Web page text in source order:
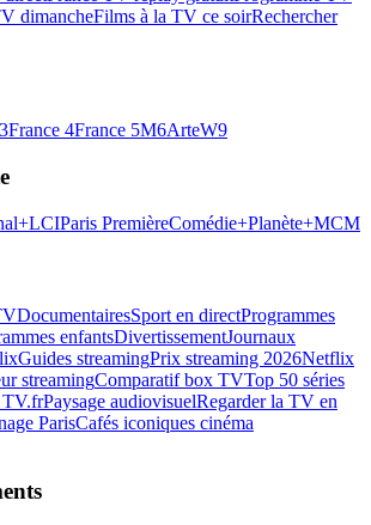
dimancheFilms à la TV ce soirRechercher
France 4France 5M6ArteW9
LCIParis PremièreComédie+Planète+MCM
DocumentairesSport en directProgrammes
enfantsDivertissementJournaux
Guides streamingPrix streaming 2026Netflix
streamingComparatif box TVTop 50 séries
TV.frPaysage audiovisuelRegarder la TV en
ParisCafés iconiques cinéma